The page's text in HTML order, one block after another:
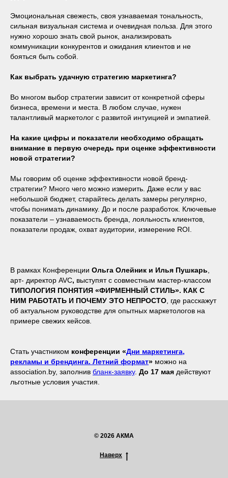
Эмоциональная свежесть, cвоя узнаваемая тональность,
сильная визуальная система и очевидная польза. Для этого
нужно хорошо знать свой рынок, анализировать
коммуникации конкурентов и ожидания клиентов и не
бояться быть собой.
Как выбрать удачную стратегию маркетинга?
Во многом выбор стратегии зависит от конкретной сферы
бизнеса, времени и места. В любом случае, нужен
талантливый маркетолог с развитой интуицией и эмпатией.
На какие цифры и показатели необходимо обращать
внимание в первую очередь при оценке эффективности
новой стратегии?
Мы говорим об оценке эффективности новой бренд-
стратегии? Много чего можно измерить. Даже если у вас
небольшой бюджет, старайтесь делать замеры регулярно,
чтобы понимать динамику. До и после разработок. Ключевые
показатели – узнаваемость бренда, лояльность клиентов,
показатели продаж, охват аудитории, измерение ROI.
В рамках Конференции Ольга Олейник и Илья Пушкарь
арт- директор AVC, выступят с совместным мастер-классом
ТИПОЛОГИЯ ПОНЯТИЯ «ФИРМЕННЫЙ СТИЛЬ». КАК С
НИМ РАБОТАТЬ И ПОЧЕМУ ЭТО НЕПРОСТО , где расскажут
об актуальном руководстве для опытных маркетологов на
примере свежих кейсов.
Стать участником конференции «Дни маркетинга,
рекламы и брендинга. Летний формат» можно на
association.by, заполнив бланк-заявку. До 17 мая действуют
льготные условия участия.
© 2026 АКМА
Наверх